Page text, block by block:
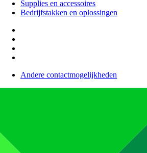
Supplies en accessoires
Bedrijfstakken en oplossingen
Andere contactmogelijkheden